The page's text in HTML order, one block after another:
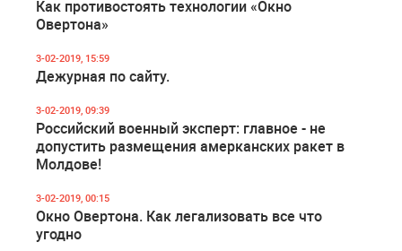
Как противостоять технологии «Окно
Овертона»
3-02-2019, 15:59
Дежурная по сайту.
3-02-2019, 09:39
Российский военный эксперт: главное - не
допустить размещения амерканских ракет в
Молдове!
3-02-2019, 00:15
Окно Овертона. Как легализовать все что
угодно